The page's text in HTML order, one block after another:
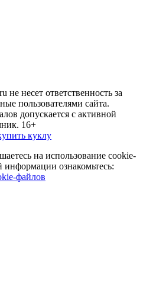
несет ответственность за
пользователями сайта.
допускается с активной
16+
куклу
на использование cookie-
ознакомьтесь:
файлов